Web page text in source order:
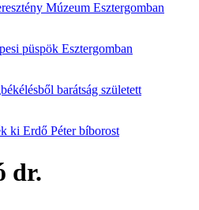
Múzeum Esztergomban
püspök Esztergomban
barátság született
ki Erdő Péter bíborost
dr.